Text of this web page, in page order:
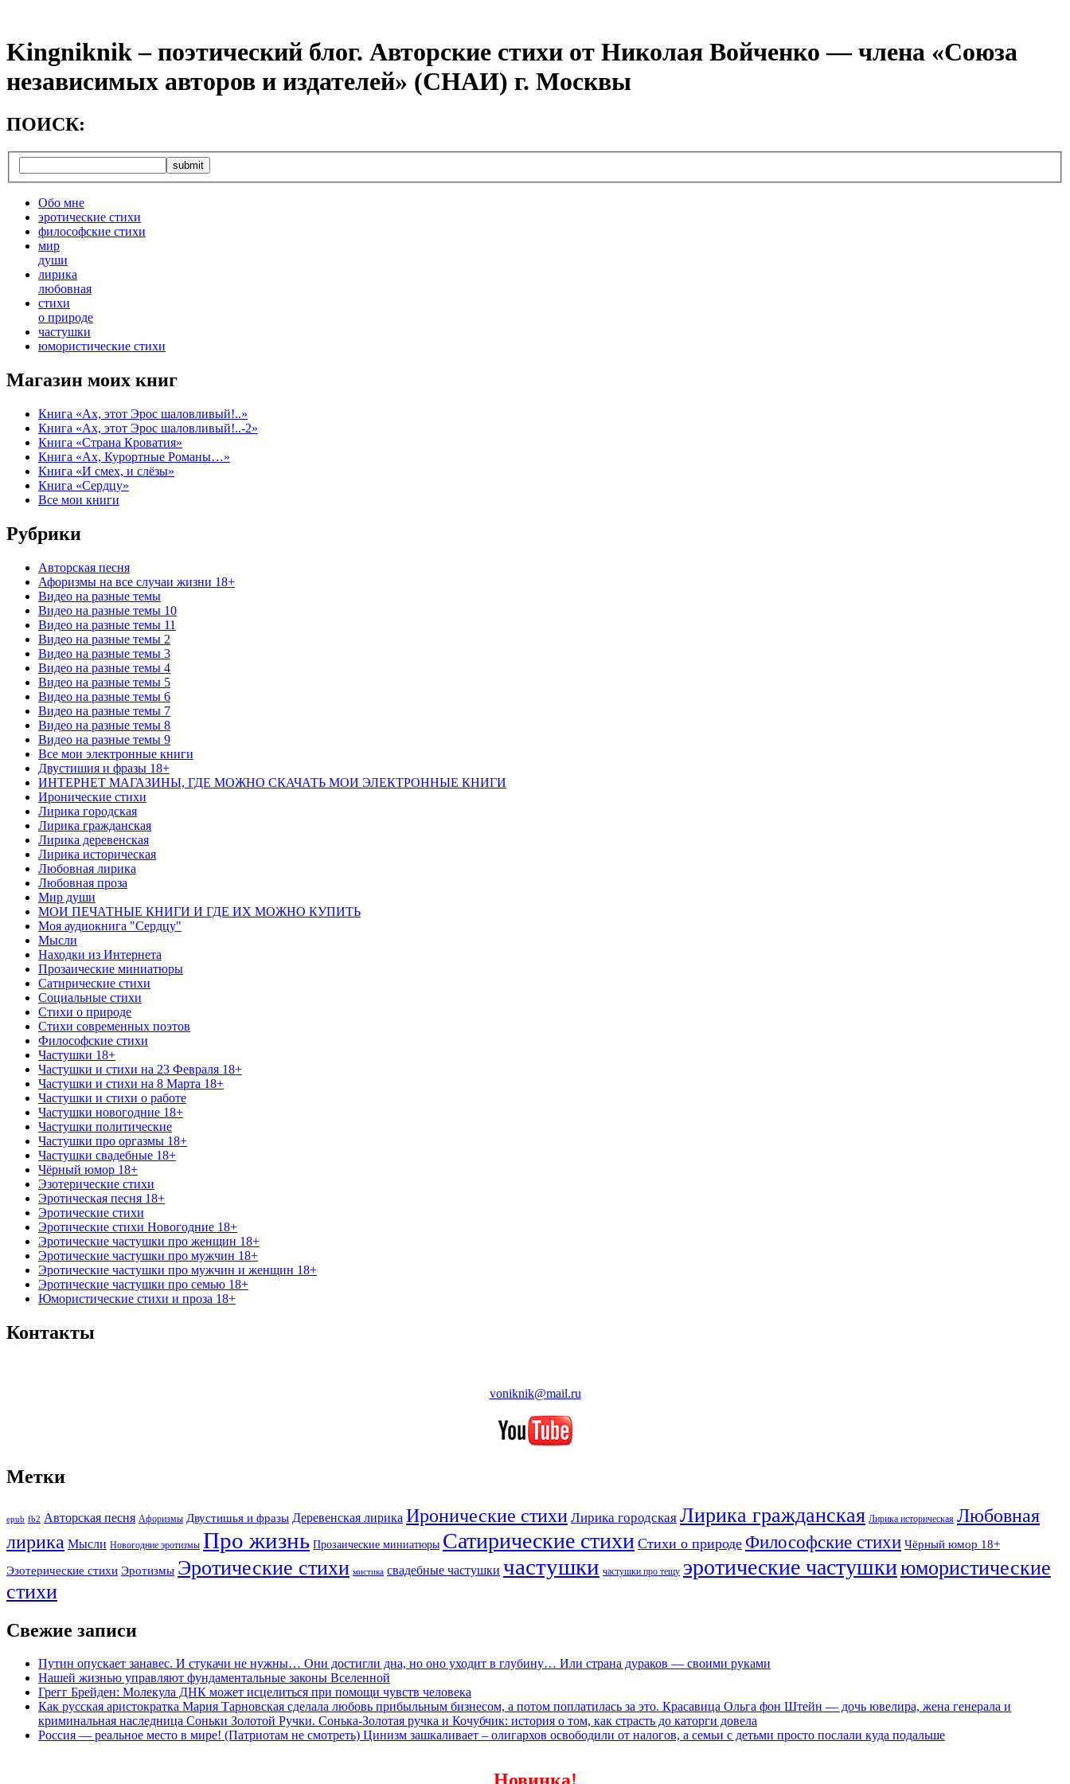
Kingniknik – поэтический блог. Авторские стихи от Николая Войченко — члена «Союза
независимых авторов и издателей» (СНАИ) г. Москвы
ПОИСК:
Обо мне
эротические стихи
философские стихи
мир
души
лирика
любовная
cтихи
о природе
частушки
юмористические стихи
Магазин моих книг
Книга «Ах, этот Эрос шаловливый!..»
Книга «Ах, этот Эрос шаловливый!..-2»
Книга «Страна Кроватия»
Книга «Ах, Курортные Романы…»
Книга «И смех, и слёзы»
Книга «Сердцу»
Все мои книги
Рубрики
Авторская песня
Афоризмы на все случаи жизни 18+
Видео на разные темы
Видео на разные темы 10
Видео на разные темы 11
Видео на разные темы 2
Видео на разные темы 3
Видео на разные темы 4
Видео на разные темы 5
Видео на разные темы 6
Видео на разные темы 7
Видео на разные темы 8
Видео на разные темы 9
Все мои электронные книги
Двустишия и фразы 18+
ИНТЕРНЕТ МАГАЗИНЫ, ГДЕ МОЖНО СКАЧАТЬ МОИ ЭЛЕКТРОННЫЕ КНИГИ
Иронические стихи
Лирика городская
Лирика гражданская
Лирика деревенская
Лирика историческая
Любовная лирика
Любовная проза
Мир души
МОИ ПЕЧАТНЫЕ КНИГИ И ГДЕ ИХ МОЖНО КУПИТЬ
Моя аудиокнига "Сердцу"
Мысли
Находки из Интернета
Прозаические миниатюры
Сатирические стихи
Социальные стихи
Стихи о природе
Стихи современных поэтов
Философские стихи
Частушки 18+
Частушки и стихи на 23 Февраля 18+
Частушки и стихи на 8 Марта 18+
Частушки и стихи о работе
Частушки новогодние 18+
Частушки политические
Частушки про оргазмы 18+
Частушки свадебные 18+
Чёрный юмор 18+
Эзотерические стихи
Эротическая песня 18+
Эротические стихи
Эротические стихи Новогодние 18+
Эротические частушки про женщин 18+
Эротические частушки про мужчин 18+
Эротические частушки про мужчин и женщин 18+
Эротические частушки про семью 18+
Юмористические стихи и проза 18+
Контакты
voniknik@mail.ru
Метки
epub fb2 Авторская песня Афоризмы Двустишья и фразы Деревенская лирика Иронические стихи Лирика городская Лирика гражданская Лирика историческая Любовная
лирика Мысли Новогодние эротизмы Про жизнь Прозаические миниатюры Сатирические стихи Стихи о природе Философские стихи Чёрный юмор 18+
Эзотерические стихи Эротизмы Эротические стихи мистика свадебные частушки частушки частушки про тещу эротические частушкиюмористические
стихи
Свежие записи
Путин опускает занавес. И стукачи не нужны… Они достигли дна, но оно уходит в глубину… Или страна дураков — своими руками
Нашей жизнью управляют фундаментальные законы Вселенной
Грегг Брейден: Молекула ДНК может исцелиться при помощи чувств человека
Как русская аристократка Мария Тарновская сделала любовь прибыльным бизнесом, а потом поплатилась за это. Красавица Ольга фон Штейн — дочь ювелира, жена генерала и
криминальная наследница Соньки Золотой Ручки. Сонька-Золотая ручка и Кочубчик: история о том, как страсть до каторги довела
Россия — реальное место в мире! (Патриотам не смотреть) Цинизм зашкаливает – олигархов освободили от налогов, а семьи с детьми просто послали куда подальше